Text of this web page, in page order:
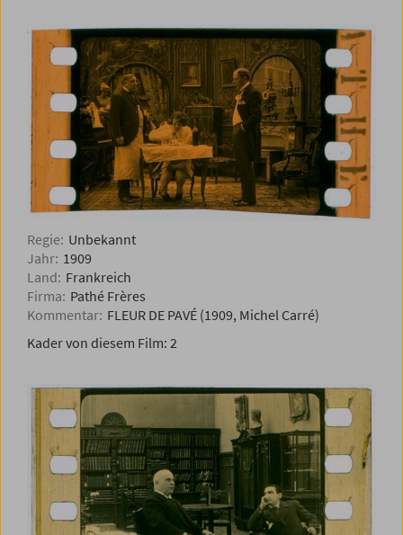
Regie: Unbekannt
Jahr: 1909
Land: Frankreich
Firma: Pathé Frères
Kommentar: FLEUR DE PAVÉ (1909, Michel Carré)
Kader von diesem Film: 2